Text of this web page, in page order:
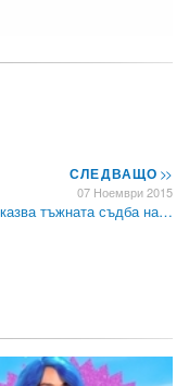
СЛЕДВАЩО>>
07 Ноември 2015
тъжната съдба на…